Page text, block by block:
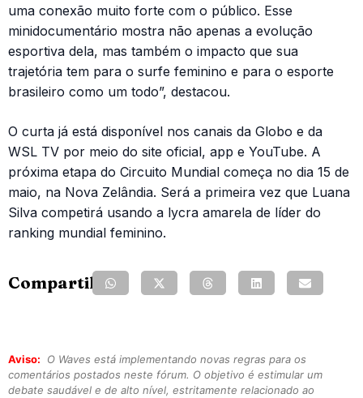
uma conexão muito forte com o público. Esse
minidocumentário mostra não apenas a evolução
esportiva dela, mas também o impacto que sua
trajetória tem para o surfe feminino e para o esporte
brasileiro como um todo”, destacou.
O curta já está disponível nos canais da Globo e da
WSL TV por meio do site oficial, app e YouTube. A
próxima etapa do Circuito Mundial começa no dia 15 de
maio, na Nova Zelândia. Será a primeira vez que Luana
Silva competirá usando a lycra amarela de líder do
ranking mundial feminino.
Compartilhe:
Aviso:
O Waves está implementando novas regras para os
comentários postados neste fórum. O objetivo é estimular um
debate saudável e de alto nível, estritamente relacionado ao